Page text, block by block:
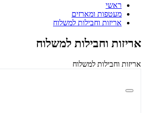
ראשי
מעטפות ומארזים
אריזות וחבילות למשלוח
אריזות וחבילות למשלוח
אריזות וחבילות למשלוח